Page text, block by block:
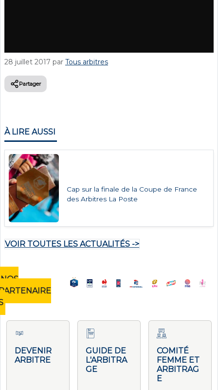
28 juillet 2017 par Tous arbitres
Partager
À LIRE AUSSI
Cap sur la finale de la Coupe de France
des Arbitres La Poste
VOIR TOUTES LES ACTUALITÉS ->
NOS
DEVENIR
ARBITRE
GUIDE DE
L'ARBITRA
GE
COMITÉ
FEMME ET
ARBITRAG
E